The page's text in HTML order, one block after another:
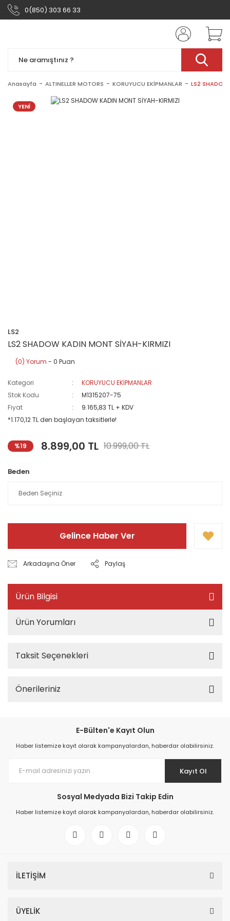
0(850) 303 66 33
Anasayfa ALTINELLER MOTORS KORUYUCU EKİPMANLAR LS2
YENİ
LS2
LS2 SHADOW KADIN MONT SİYAH-KIRMIZI
(0) Yorum - 0 Puan
Kategori
KORUYUCU EKİPMANLAR
Stok Kodu
M1315207-75
Fiyat
9.165,83 TL + KDV
*1.170,12 TL den başlayan taksitlerle!
%19 8.899,00 TL 10.999,00 TL
Beden
Gelince Haber Ver
Arkadaşına Öner Paylaş
Ürün Bilgisi
Ürün Yorumları
Taksit Seçenekleri
Önerileriniz
E-Bülten'e Kayıt Olun
Haber listemize kayıt olarak kampanyalardan, haberdar olabilirsiniz.
Kayıt Ol
Sosyal Medyada Bizi Takip Edin
Haber listemize kayıt olarak kampanyalardan, haberdar olabilirsiniz.
İLETİŞİM
ÜYELİK